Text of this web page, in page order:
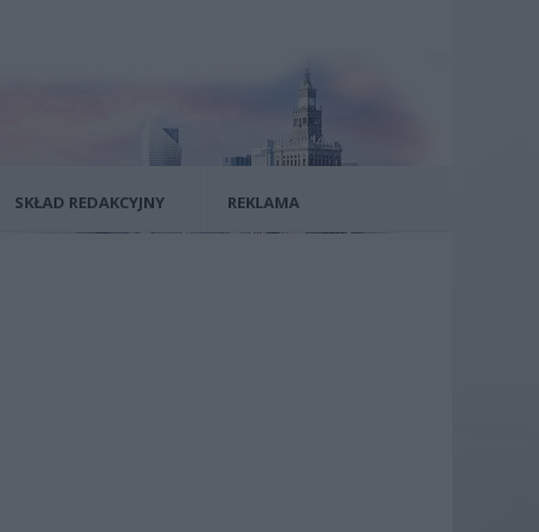
SKŁAD REDAKCYJNY REKLAMA